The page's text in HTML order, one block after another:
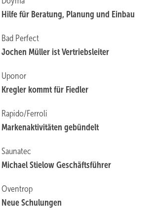
Hilfe für Beratung, Planung und Einbau
Bad Perfect
Jochen Müller ist Vertriebsleiter
Uponor
Kregler kommt für Fiedler
Rapido/Ferroli
Markenaktivitäten gebündelt
Saunatec
Michael Stielow Geschäftsführer
Oventrop
Neue Schulungen